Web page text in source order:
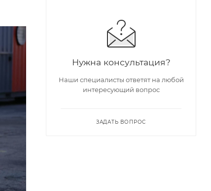
Нужна консультация?
Наши специалисты ответят на любой
интересующий вопрос
ЗАДАТЬ ВОПРОС